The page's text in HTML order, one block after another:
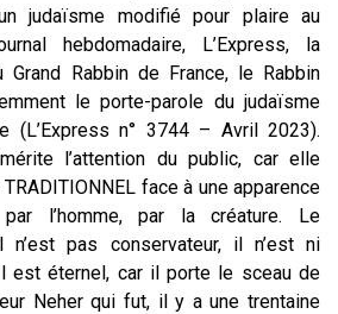
judaïsme modifié pour plaire au
hebdomadaire, L’Express, la
Rabbin de France, le Rabbin
le porte-parole du judaïsme
(L’Express n° 3744 – Avril 2023).
l’attention du public, car elle
face à une apparence
par l’homme, par la créature. Le
n’est pas conservateur, il n’est ni
est éternel, car il porte le sceau de
Neher qui fut, il y a une trentaine